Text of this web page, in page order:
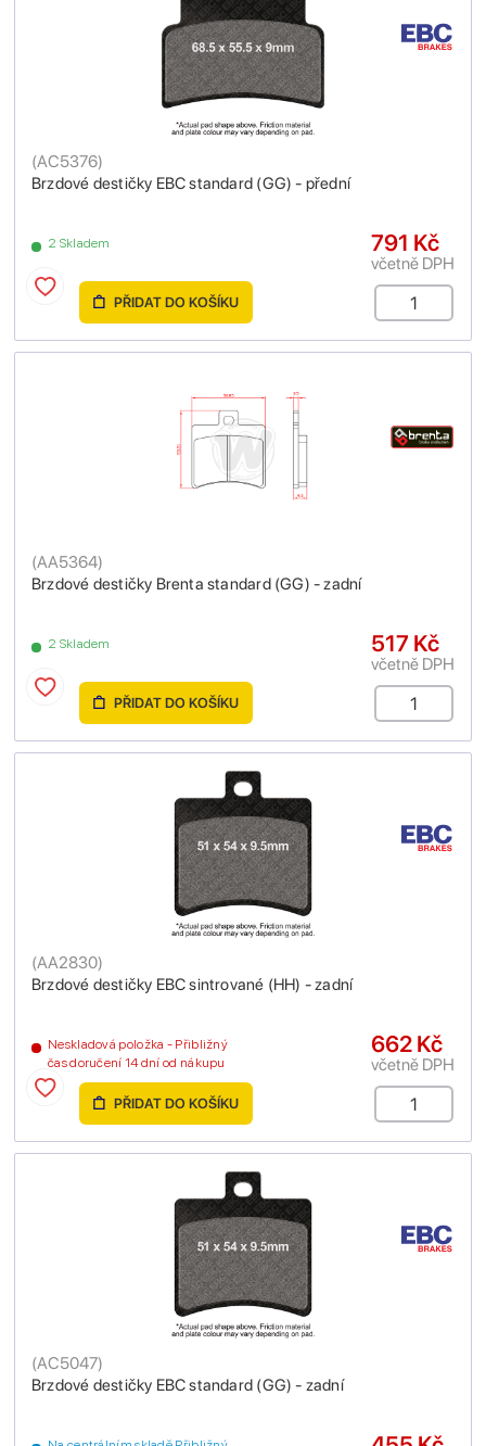
Brzdové destičky EBC standard (GG) - přední
(AC5376)
2 Skladem 791 Kč
včetně DPH
PŘIDAT DO KOŠÍKU
Brzdové destičky Brenta standard (GG) - zadní
(AA5364)
2 Skladem 517 Kč
včetně DPH
PŘIDAT DO KOŠÍKU
Brzdové destičky EBC sintrované (HH) - zadní
(AA2830)
Neskladová položka - Přibližný
čas doručení 14 dní od nákupu
662 Kč
včetně DPH
PŘIDAT DO KOŠÍKU
Brzdové destičky EBC standard (GG) - zadní
(AC5047)